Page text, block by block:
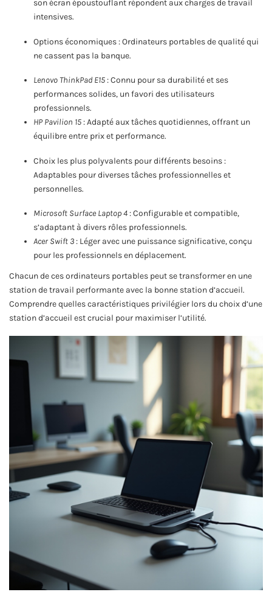
son écran époustouflant répondent aux charges de travail
intensives.
Options économiques : Ordinateurs portables de qualité qui
ne cassent pas la banque.
Lenovo ThinkPad E15: Connu pour sa durabilité et ses
performances solides, un favori des utilisateurs
professionnels.
HP Pavilion 15: Adapté aux tâches quotidiennes, offrant un
équilibre entre prix et performance.
Choix les plus polyvalents pour différents besoins :
Adaptables pour diverses tâches professionnelles et
personnelles.
Microsoft Surface Laptop 4: Configurable et compatible,
s’adaptant à divers rôles professionnels.
Acer Swift 3: Léger avec une puissance significative, conçu
pour les professionnels en déplacement.
Chacun de ces ordinateurs portables peut se transformer en une
station de travail performante avec la bonne station d’accueil.
Comprendre quelles caractéristiques privilégier lors du choix d’une
station d’accueil est crucial pour maximiser l’utilité.